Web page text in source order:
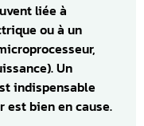
liée à
ou à un
Un
indispensable
est bien en cause.